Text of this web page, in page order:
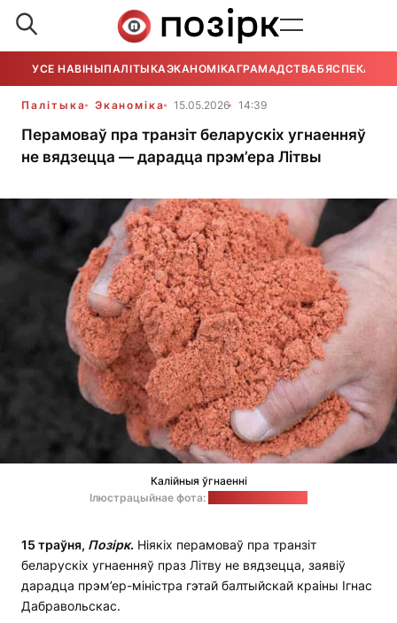
УСЕ НАВІНЫПАЛІТЫКАЭКАНОМІКАГРАМАДСТВАБЯСПЕКА
Палітыка Эканоміка 15.05.2026 14:39
Перамоваў пра транзіт беларускіх угнаенняў
не вядзецца — дарадца прэм’ера Літвы
Калійныя ўгнаенні
Ілюстрацыйнае фота:
15 траўня, Позірк. Ніякіх перамоваў пра транзіт
беларускіх угнаенняў праз Літву не вядзецца, заявіў
дарадца прэм’ер-міністра гэтай балтыйскай краіны Ігнас
Дабравольскас.